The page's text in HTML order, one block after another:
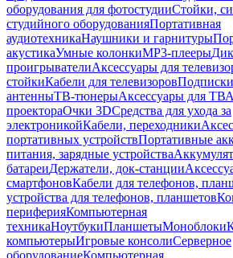
оборудования для фотостудииСтойки,
студийного оборудованияПортативная
аудиотехникаНаушники и гарнитуры
акустикаУмные колонкиMP3-плееры
проигрывателиАксессуары для
стойкиКабели для телевизоров
антенныТВ-тюнерыАксессуары для ТВ
проектораОчки 3DСредства для ухода за
электроникойКабели, переходники
портативных устройствПортативные
питания, зарядные устройства
батареиДержатели, док-станции
смартфоновКабели для телефонов,
устройства для телефонов, планшетов
периферияКомпьютерная
техникаНоутбукиПланшетыМоноблоки
компьютерыИгровые консолиСерверное
оборудованиеКомпьютерная